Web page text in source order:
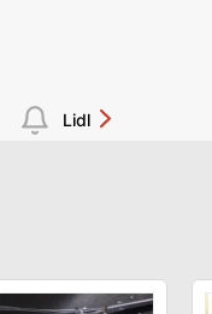
Lidl